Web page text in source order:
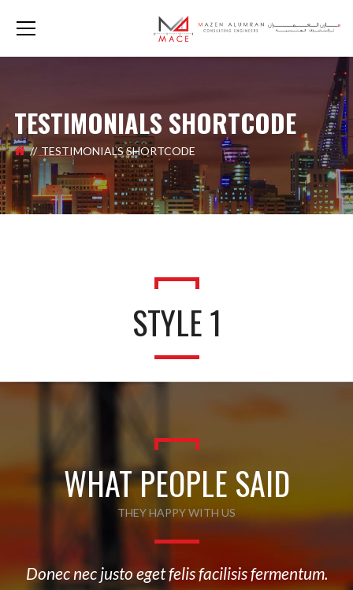
TESTIMONIALS SHORTCODE
TESTIMONIALS SHORTCODE
STYLE 1
WHAT PEOPLE SAID
THEY HAPPY WITH US
Donec nec justo eget felis facilisis fermentum.